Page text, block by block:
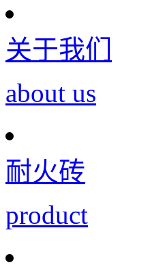
关于我们
about us
耐火砖
product